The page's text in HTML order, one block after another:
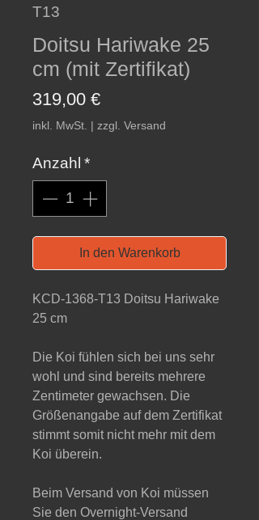
T13
Doitsu Hariwake 25
cm (mit Zertifikat)
319,00 €Preis
inkl. MwSt. | zzgl. Versand
Anzahl *
In den Warenkorb
KCD-1368-T13 Doitsu Hariwake
25 cm
Die Koi fühlen sich bei uns sehr
wohl und sind bereits mehrere
Zentimeter gewachsen. Die
Größenangabe auf dem Zertifikat
stimmt somit nicht mehr mit dem
Koi überein.
Beim Versand von Koi müssen
Sie den Overnight-Versand